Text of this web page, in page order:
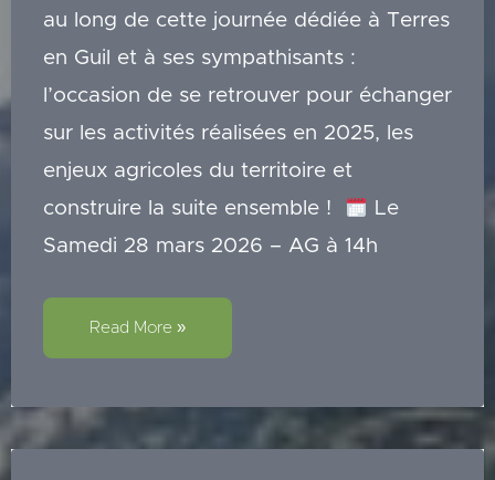
au long de cette journée dédiée à Terres
en Guil et à ses sympathisants :
l’occasion de se retrouver pour échanger
sur les activités réalisées en 2025, les
enjeux agricoles du territoire et
construire la suite ensemble !
Le
Samedi 28 mars 2026 – AG à 14h
Générale
de
Read More »